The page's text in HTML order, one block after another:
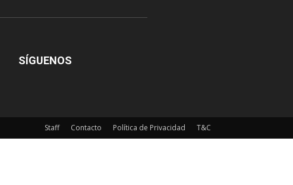
SÍGUENOS
Staff Contacto Política de Privacidad T&C